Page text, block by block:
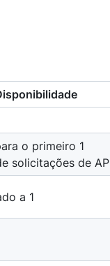
o primeiro 1
solicitações de
a 1